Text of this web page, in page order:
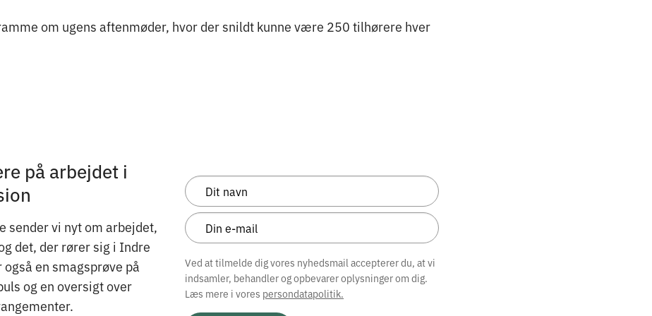
om ugens aftenmøder, hvor der snildt kunne være 250 tilhørere hver
på arbejdet i
sender vi nyt om arbejdet,
det, der rører sig i Indre
en smagsprøve på
og en oversigt over
Ved at tilmelde dig vores nyhedsmail accepterer du, at vi
indsamler, behandler og opbevarer oplysninger om dig.
Læs mere i vores persondatapolitik.